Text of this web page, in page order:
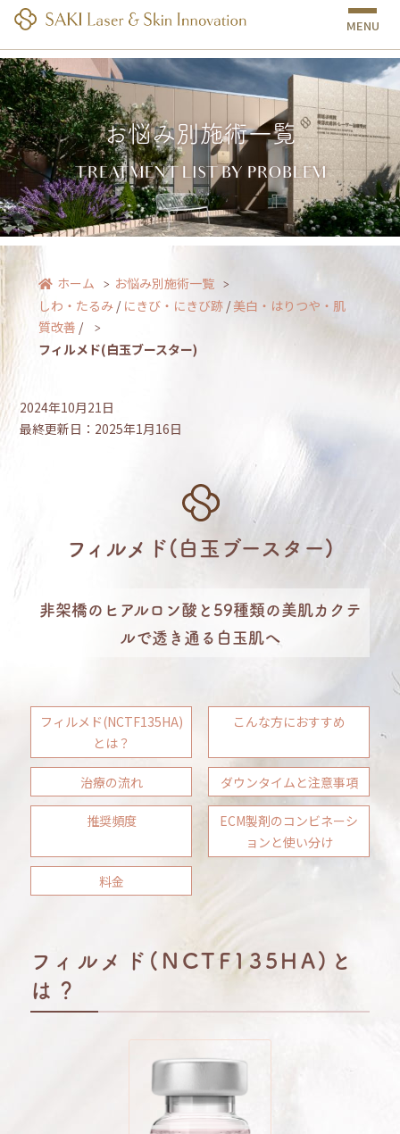
MENU
お悩み別施術一覧
TREATMENT LIST BY PROBLEM
フィルメド(白玉ブースター)｜南越谷病院 皮膚科・美容皮膚科・レーザー治療
ホーム
お悩み別施術一覧
しわ・たるみ/ にきび・にきび跡/ 美白・はりつや・肌
質改善 /
フィルメド(白玉ブースター)
2024年10月21日
最終更新日：2025年1月16日
フィルメド(白玉ブースター)
非架橋のヒアルロン酸と59種類の美肌カクテ
ルで透き通る白玉肌へ
フィルメド(NCTF135HA)
とは？
こんな方におすすめ
治療の流れ ダウンタイムと注意事項
推奨頻度
ECM製剤のコンビネーシ
ョンと使い分け
料金
フィルメド(NCTF135HA)と
は？